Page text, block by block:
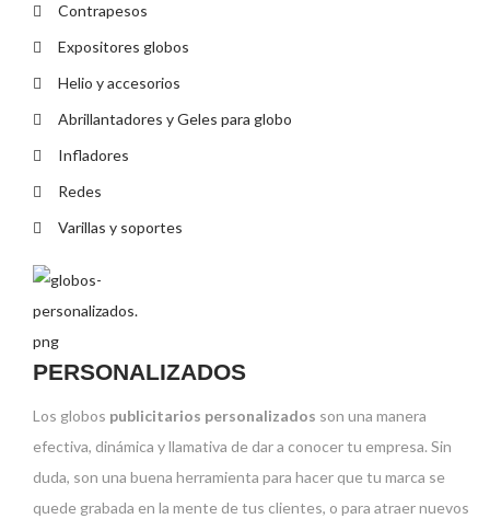
Contrapesos
Expositores globos
Helio y accesorios
Abrillantadores y Geles para globo
Infladores
Redes
Varillas y soportes
PERSONALIZADOS
Los globos publicitarios personalizados son una manera
efectiva, dinámica y llamativa de dar a conocer tu empresa. Sin
duda, son una buena herramienta para hacer que tu marca se
quede grabada en la mente de tus clientes, o para atraer nuevos